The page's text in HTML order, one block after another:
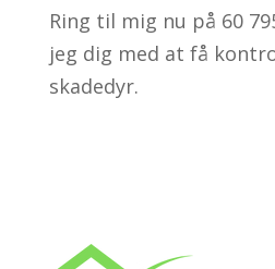
Ring til mig nu på 60
jeg dig med at få
skadedyr.